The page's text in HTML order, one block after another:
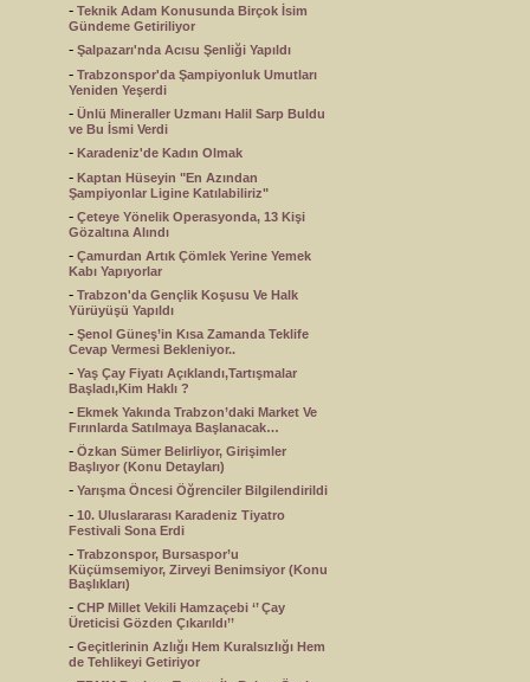
- Teknik Adam Konusunda Birçok İsim
Gündeme Getiriliyor
- Şalpazarı'nda Acısu Şenliği Yapıldı
- Trabzonspor'da Şampiyonluk Umutları
Yeniden Yeşerdi
- Ünlü Mineraller Uzmanı Halil Sarp Buldu
ve Bu İsmi Verdi
- Karadeniz'de Kadın Olmak
- Kaptan Hüseyin "En Azından
Şampiyonlar Ligine Katılabiliriz"
- Çeteye Yönelik Operasyonda, 13 Kişi
Gözaltına Alındı
- Çamurdan Artık Çömlek Yerine Yemek
Kabı Yapıyorlar
- Trabzon'da Gençlik Koşusu Ve Halk
Yürüyüşü Yapıldı
- Şenol Güneş’in Kısa Zamanda Teklife
Cevap Vermesi Bekleniyor..
- Yaş Çay Fiyatı Açıklandı,Tartışmalar
Başladı,Kim Haklı ?
- Ekmek Yakında Trabzon’daki Market Ve
Fırınlarda Satılmaya Başlanacak…
- Özkan Sümer Belirliyor, Girişimler
Başlıyor (Konu Detayları)
- Yarışma Öncesi Öğrenciler Bilgilendirildi
- 10. Uluslararası Karadeniz Tiyatro
Festivali Sona Erdi
- Trabzonspor, Bursaspor’u
Küçümsemiyor, Zirveyi Benimsiyor (Konu
Başlıkları)
- CHP Millet Vekili Hamzaçebi ‘’ Çay
Üreticisi Gözden Çıkarıldı’’
- Geçitlerinin Azlığı Hem Kuralsızlığı Hem
de Tehlikeyi Getiriyor